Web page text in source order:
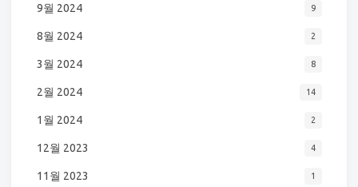
9월 2024 9
8월 2024 2
3월 2024 8
2월 2024 14
1월 2024 2
12월 2023 4
11월 2023 1